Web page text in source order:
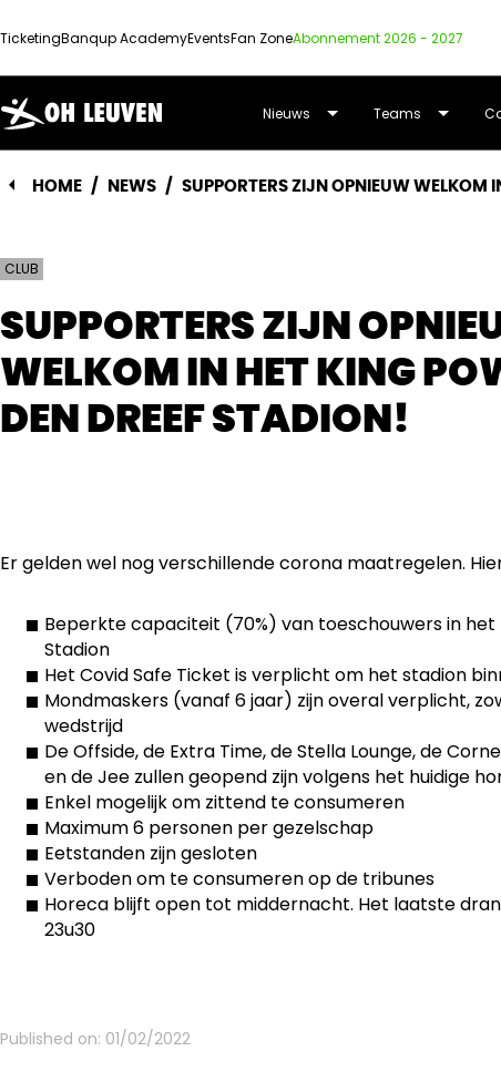
TicketingBanqup AcademyEventsFan ZoneAbonnement 2026 - 2027
OUD-
HEVERLEE
LEUVEN
Nieuws Teams
HOME / NEWS / SUPPORTERS ZIJN OPNIEUW WELKOM
CLUB
SUPPORTERS ZIJN
WELKOM IN HET KING
DEN DREEF STADION!
Er gelden wel nog verschillende corona maatregelen.
Beperkte capaciteit (70%) van toeschouwers in het
Stadion
Het Covid Safe Ticket is verplicht om het stadion
Mondmaskers (vanaf 6 jaar) zijn overal verplicht,
wedstrijd
De Offside, de Extra Time, de Stella Lounge, de
en de Jee zullen geopend zijn volgens het huidige
Enkel mogelijk om zittend te consumeren
Maximum 6 personen per gezelschap
Eetstanden zijn gesloten
Verboden om te consumeren op de tribunes
Horeca blijft open tot middernacht. Het laatste
23u30
Published on: 01/02/2022